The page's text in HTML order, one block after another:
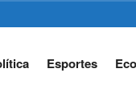
Esportes